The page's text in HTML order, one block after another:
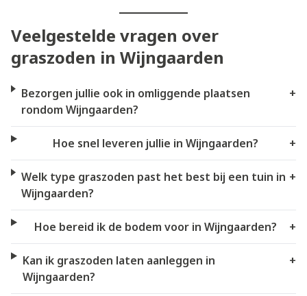
Veelgestelde vragen over
graszoden in Wijngaarden
Bezorgen jullie ook in omliggende plaatsen
rondom Wijngaarden?
+
Hoe snel leveren jullie in Wijngaarden? +
Welk type graszoden past het best bij een tuin in
Wijngaarden?
+
Hoe bereid ik de bodem voor in Wijngaarden? +
Kan ik graszoden laten aanleggen in
Wijngaarden?
+